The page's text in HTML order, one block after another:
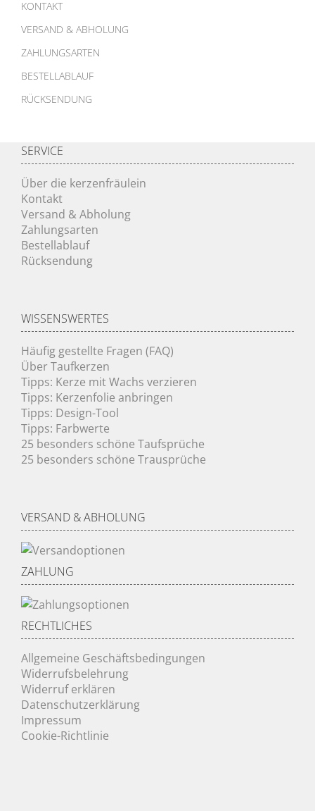
KONTAKT
VERSAND & ABHOLUNG
ZAHLUNGSARTEN
BESTELLABLAUF
RÜCKSENDUNG
SERVICE
Über die kerzenfräulein
Kontakt
Versand & Abholung
Zahlungsarten
Bestellablauf
Rücksendung
WISSENSWERTES
Häufig gestellte Fragen (FAQ)
Über Taufkerzen
Tipps: Kerze mit Wachs verzieren
Tipps: Kerzenfolie anbringen
Tipps: Design-Tool
Tipps: Farbwerte
25 besonders schöne Taufsprüche
25 besonders schöne Trausprüche
VERSAND & ABHOLUNG
ZAHLUNG
RECHTLICHES
Allgemeine Geschäftsbedingungen
Widerrufsbelehrung
Widerruf erklären
Datenschutzerklärung
Impressum
Cookie-Richtlinie